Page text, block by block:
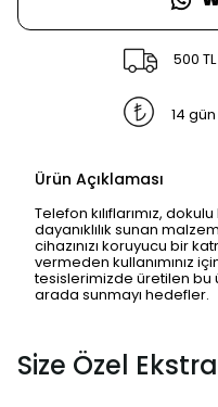
500
14
Ürün Açıklaması
Telefon kılıflarımız,
dayanıklılık sunan
cihazınızı koruyucu bir
vermeden kullanımınız
tesislerimizde üretilen bu
arada sunmayı hedefler.
Size Özel